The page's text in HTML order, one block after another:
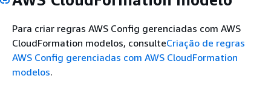
Para criar regras AWS Config gerenciadas com AWS
CloudFormation modelos, consulteCriação de regras
AWS Config gerenciadas com AWS CloudFormation
modelos.